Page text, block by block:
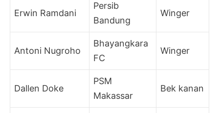
Erwin Ramdani
Persib
Bandung
Winger
Antoni Nugroho
Bhayangkara
FC
Winger
Dallen Doke
PSM
Makassar
Bek kanan